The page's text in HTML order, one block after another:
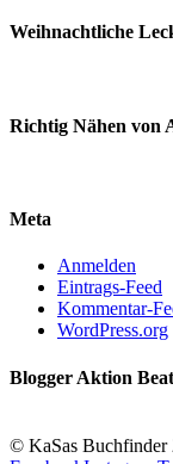
Weihnachtliche
Richtig Nähen von
Meta
Anmelden
Eintrags-Feed
Kommentar-
WordPress.org
Blogger Aktion
© KaSas Buchfinder